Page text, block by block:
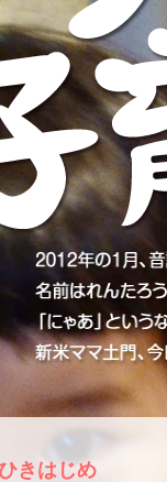
きはじめ